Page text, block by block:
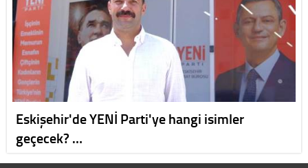
Eskişehir'de YENİ Parti'ye hangi isimler
geçecek? …